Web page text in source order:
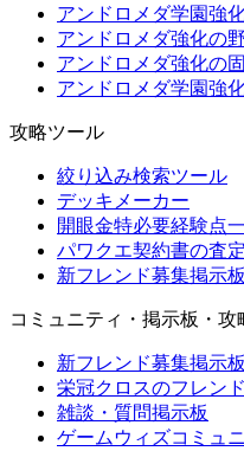
アンドロメダ学園強
アンドロメダ強化の
アンドロメダ強化の
アンドロメダ学園強
攻略ツール
絞り込み検索ツール
デッキメーカー
開眼金特必要経験点
パワクエ契約書の査
新フレンド募集掲示板
コミュニティ・掲示板・攻
新フレンド募集掲示板
栄冠クロスのフレン
雑談・質問掲示板
ゲームウィズコミュ